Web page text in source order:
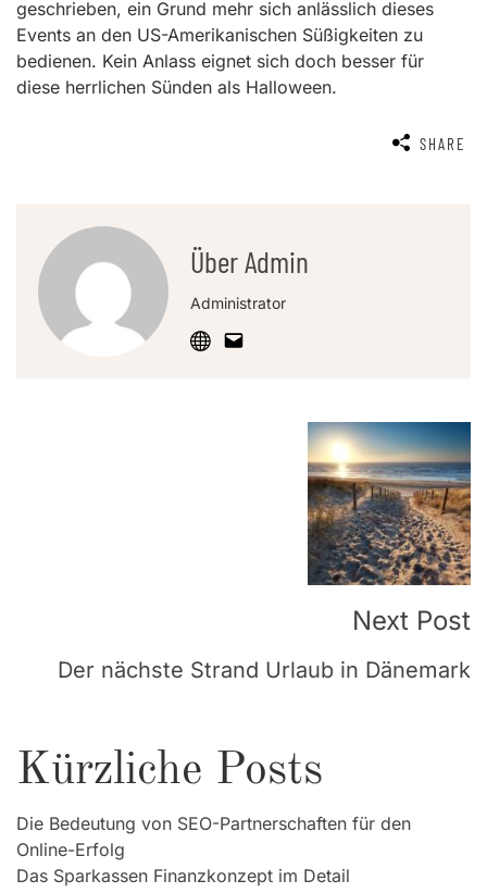
geschrieben, ein Grund mehr sich anlässlich dieses
Events an den US-Amerikanischen Süßigkeiten zu
bedienen. Kein Anlass eignet sich doch besser für
diese herrlichen Sünden als Halloween.
SHARE
Über Admin
Administrator
Next Post
Der nächste Strand Urlaub in Dänemark
Kürzliche Posts
Die Bedeutung von SEO-Partnerschaften für den
Online-Erfolg
Das Sparkassen Finanzkonzept im Detail